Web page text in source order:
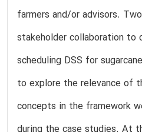
farmers and/or advisors.
stakeholder collaboration to
scheduling DSS for
to explore the relevance of
concepts in the framework